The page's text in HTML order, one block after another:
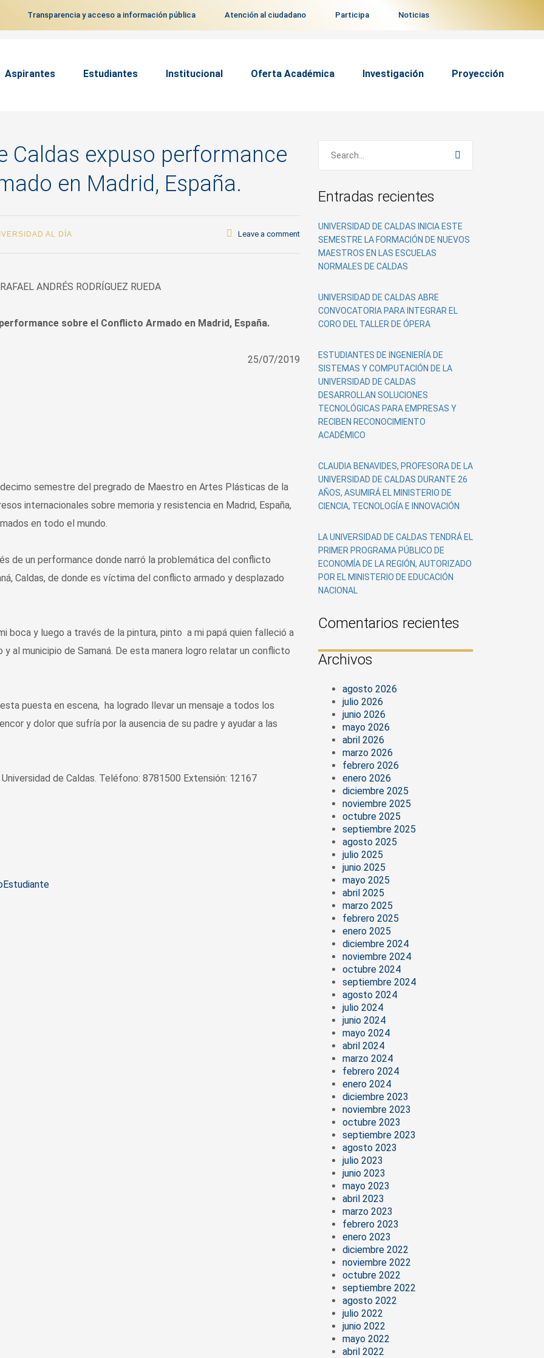
Transparencia y acceso a información pública Atención al ciudadano Participa Noticias
Aspirantes Estudiantes Institucional Oferta Académica Investigación Proyección
Caldas expuso performance
en Madrid, España.
AL DÍA Leave a comment
ANDRÉS RODRÍGUEZ RUEDA
sobre el Conflicto Armado en Madrid, España.
25/07/2019
semestre del pregrado de Maestro en Artes Plásticas de la
internacionales sobre memoria y resistencia en Madrid, España,
en todo el mundo.
de un performance donde narró la problemática del conflicto
Caldas, de donde es víctima del conflicto armado y desplazado
boca y luego a través de la pintura, pinto a mi papá quien falleció a
al municipio de Samaná. De esta manera logro relatar un conflicto
puesta en escena, ha logrado llevar un mensaje a todos los
y dolor que sufría por la ausencia de su padre y ayudar a las
de Caldas. Teléfono: 8781500 Extensión: 12167
Estudiante
Entradas recientes
UNIVERSIDAD DE CALDAS INICIA ESTE
SEMESTRE LA FORMACIÓN DE NUEVOS
MAESTROS EN LAS ESCUELAS
NORMALES DE CALDAS
UNIVERSIDAD DE CALDAS ABRE
CONVOCATORIA PARA INTEGRAR EL
CORO DEL TALLER DE ÓPERA
ESTUDIANTES DE INGENIERÍA DE
SISTEMAS Y COMPUTACIÓN DE LA
UNIVERSIDAD DE CALDAS
DESARROLLAN SOLUCIONES
TECNOLÓGICAS PARA EMPRESAS Y
RECIBEN RECONOCIMIENTO
ACADÉMICO
CLAUDIA BENAVIDES, PROFESORA DE LA
UNIVERSIDAD DE CALDAS DURANTE 26
AÑOS, ASUMIRÁ EL MINISTERIO DE
CIENCIA, TECNOLOGÍA E INNOVACIÓN
LA UNIVERSIDAD DE CALDAS TENDRÁ EL
PRIMER PROGRAMA PÚBLICO DE
ECONOMÍA DE LA REGIÓN, AUTORIZADO
POR EL MINISTERIO DE EDUCACIÓN
NACIONAL
Comentarios recientes
Archivos
agosto 2026
julio 2026
junio 2026
mayo 2026
abril 2026
marzo 2026
febrero 2026
enero 2026
diciembre 2025
noviembre 2025
octubre 2025
septiembre 2025
agosto 2025
julio 2025
junio 2025
mayo 2025
abril 2025
marzo 2025
febrero 2025
enero 2025
diciembre 2024
noviembre 2024
octubre 2024
septiembre 2024
agosto 2024
julio 2024
junio 2024
mayo 2024
abril 2024
marzo 2024
febrero 2024
enero 2024
diciembre 2023
noviembre 2023
octubre 2023
septiembre 2023
agosto 2023
julio 2023
junio 2023
mayo 2023
abril 2023
marzo 2023
febrero 2023
enero 2023
diciembre 2022
noviembre 2022
octubre 2022
septiembre 2022
agosto 2022
julio 2022
junio 2022
mayo 2022
abril 2022